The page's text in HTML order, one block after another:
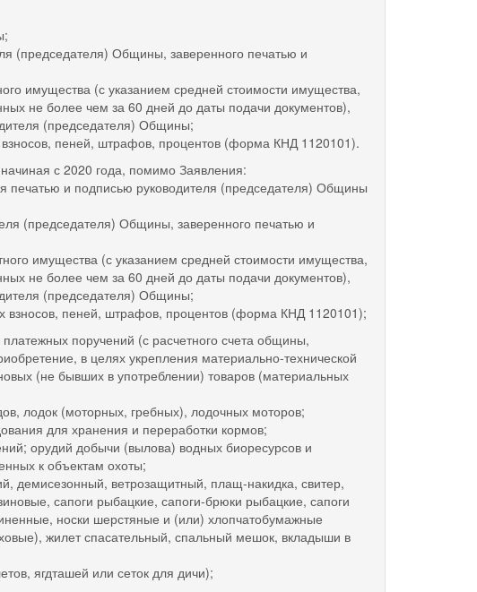
Общины, заверенного печатью и
(с указанием средней стоимости имущества,
не более чем за 60 дней до даты подачи документов),
(председателя) Общины;
пеней, штрафов, процентов (форма КНД 1120101).
с 2020 года, помимо Заявления:
и подписью руководителя (председателя) Общины
(председателя) Общины, заверенного печатью и
имущества (с указанием средней стоимости имущества,
не более чем за 60 дней до даты подачи документов),
(председателя) Общины;
пеней, штрафов, процентов (форма КНД 1120101);
поручений (с расчетного счета общины,
в целях укрепления материально-технической
(не бывших в употреблении) товаров (материальных
лодок (моторных, гребных), лодочных моторов;
для хранения и переработки кормов;
орудий добычи (вылова) водных биоресурсов и
к объектам охоты;
ветрозащитный, плащ-накидка, свитер,
сапоги рыбацкие, сапоги-брюки рыбацкие, сапоги
носки шерстяные и (или) хлопчатобумажные
жилет спасательный, спальный мешок, вкладыши в
ягдташей или сеток для дичи);